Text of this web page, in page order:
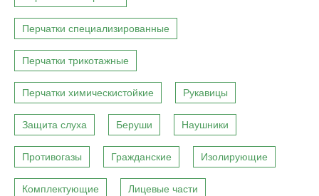
Перчатки специализированные
Перчатки трикотажные
Перчатки химическистойкие Рукавицы
Защита слуха Беруши Наушники
Противогазы Гражданские Изолирующие
Комплектующие Лицевые части